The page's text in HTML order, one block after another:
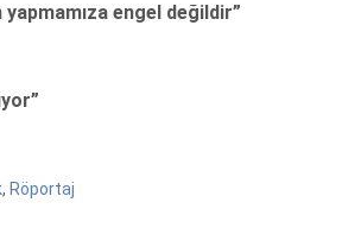
engel değildir”
, Röportaj